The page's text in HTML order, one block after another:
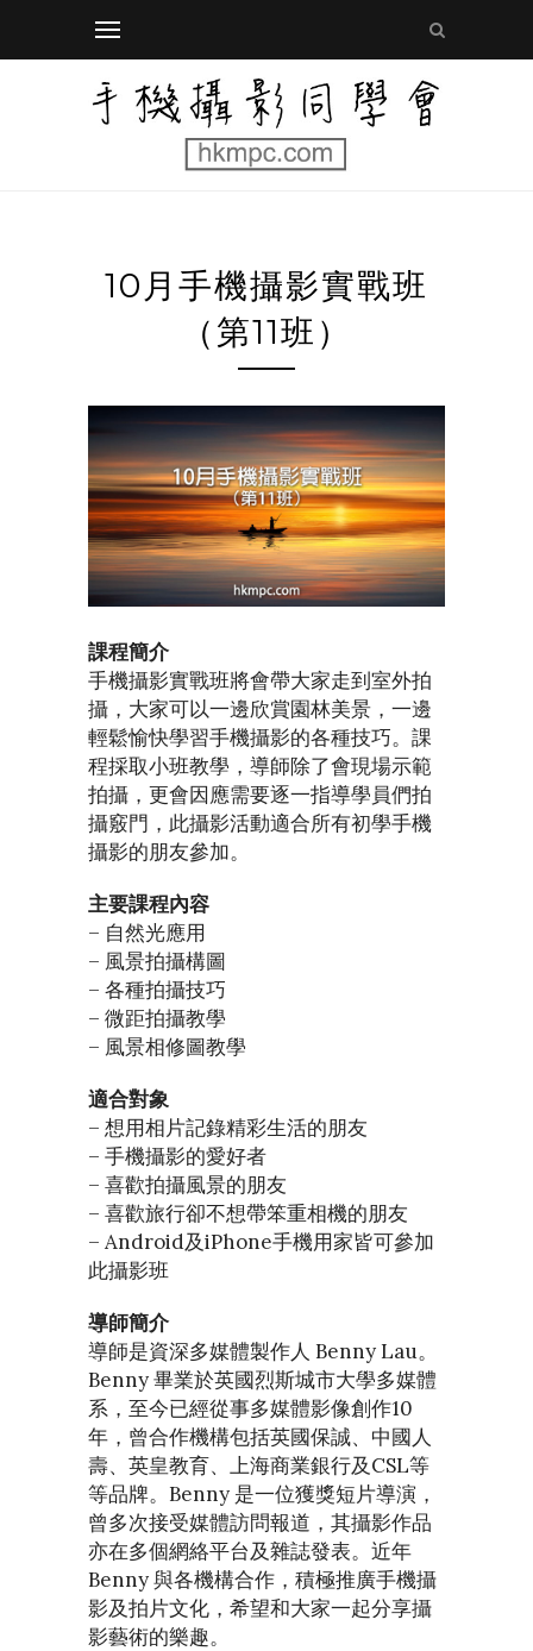
10月手機攝影實戰班
（第11班）
課程簡介
手機攝影實戰班將會帶大家走到室外拍
攝，大家可以一邊欣賞園林美景，一邊
輕鬆愉快學習手機攝影的各種技巧。課
程採取小班教學，導師除了會現場示範
拍攝，更會因應需要逐一指導學員們拍
攝竅門，此攝影活動適合所有初學手機
攝影的朋友參加。
主要課程內容
– 自然光應用
– 風景拍攝構圖
– 各種拍攝技巧
– 微距拍攝教學
– 風景相修圖教學
適合對象
– 想用相片記錄精彩生活的朋友
– 手機攝影的愛好者
– 喜歡拍攝風景的朋友
– 喜歡旅行卻不想帶笨重相機的朋友
– Android及iPhone手機用家皆可參加
此攝影班
導師簡介
導師是資深多媒體製作人 Benny Lau。
Benny 畢業於英國烈斯城市大學多媒體
系，至今已經從事多媒體影像創作10
年，曾合作機構包括英國保誠、中國人
壽、英皇教育、上海商業銀行及CSL等
等品牌。Benny 是一位獲獎短片導演，
曾多次接受媒體訪問報道，其攝影作品
亦在多個網絡平台及雜誌發表。近年
Benny 與各機構合作，積極推廣手機攝
影及拍片文化，希望和大家一起分享攝
影藝術的樂趣。